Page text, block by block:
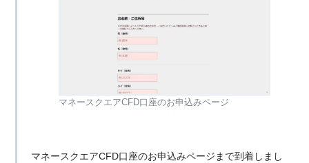
マネースクエアCFD口座のお申込みページ
マネースクエアCFD口座のお申込みページまで到着しまし